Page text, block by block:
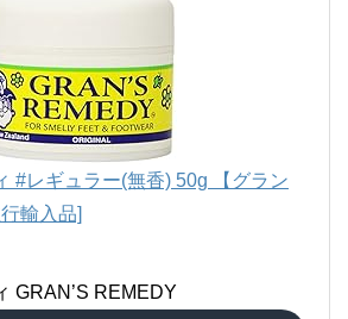
#レギュラー(無香) 50g 【グラン
輸入品]
GRAN’S REMEDY